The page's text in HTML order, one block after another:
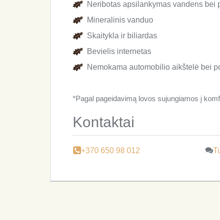
Neribotas apsilankymas vandens bei
Mineralinis vanduo
Skaitykla ir biliardas
Bevielis internetas
Nemokama automobilio aikštelė bei
*Pagal pageidavimą lovos sujungiamos į
Kontaktai
+370 650 98 012